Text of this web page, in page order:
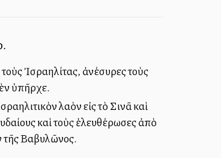
Ἰσραηλίτας, ἀνέσυρες τοὺς
ὑπῆρχε.
λαὸν εἰς τὸ Σινᾶ καὶ
καὶ τοὺς ἐλευθέρωσες ἀπὸ
τῆς Βαβυλῶνος.